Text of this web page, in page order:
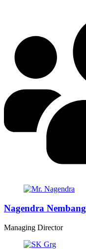
Nagendra Nembang
Managing Director